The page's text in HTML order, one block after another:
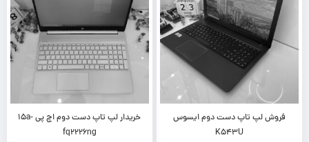
فروش لپ تاپ دست دوم ایسوس
K543U
خریدار لپ تاپ دست دوم اچ پی ۱۵a-
fq2226ng